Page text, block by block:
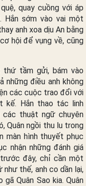
quay cuồng với áp
Hắn sớm vào vai một
anh xoa dịu An bằng
hội để vụng về, cũng
thứ tầm gửi, bám vào
những điều anh không
các cuộc trao đổi với
kế. Hắn thao tác linh
các thuật ngữ chuyên
Quân ngồi thu lu trong
màn hình thuyết phục
nhận những đánh giá
đây, chỉ cần một
thế, anh co dần lại,
Quân Sao kia. Quân